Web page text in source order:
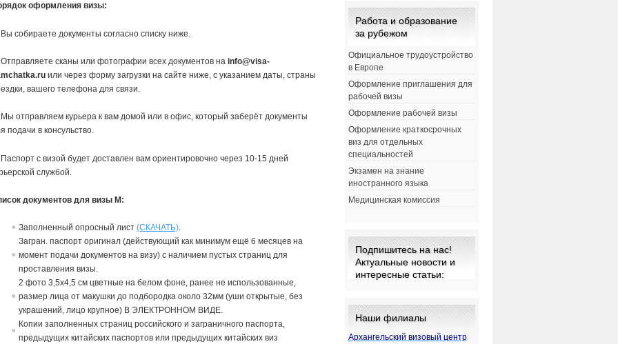
оформления визы:
собираете документы согласно списку ниже.
сканы или фотографии всех документов наinfo@visa-
или через форму загрузки на сайте ниже, с указанием даты, страны
вашего телефона для связи.
отправляем курьера к вам домой или в офис, который заберёт документы
подачи в консульство.
с визой будет доставлен вам ориентировочно через 10-15 дней
службой.
документов для визы М:
Заполненный опросный лист(СКАЧАТЬ).
Загран. паспорт оригинал (действующий как минимум ещё 6 месяцев на
момент подачи документов на визу) с наличием пустых страниц для
проставления визы.
2 фото 3,5х4,5 см цветные на белом фоне, ранее не использованные,
размер лица от макушки до подбородка около 32мм (уши открытые, без
украшений, лицо крупное) В ЭЛЕКТРОННОМ ВИДЕ.
Копии заполненных страниц российского и заграничного паспорта,
предыдущих китайских паспортов или предыдущих китайских виз
Работа и образование
за рубежом
Официальное трудоустройство
в Европе
Оформление приглашения для
рабочей визы
Оформление рабочей визы
Оформление краткосрочных
виз для отдельных
специальностей
Экзамен на знание
иностранного языка
Медицинская комиссия
Подпишитесь на нас!
Актуальные новости и
интересные статьи:
Наши филиалы
Архангельский визовый центр